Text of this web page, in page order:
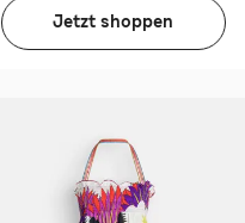
Jetzt shoppen